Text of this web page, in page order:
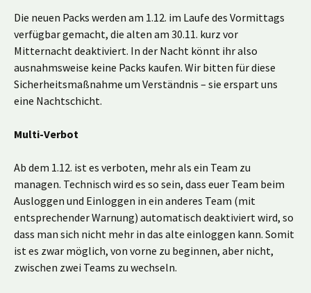
Die neuen Packs werden am 1.12. im Laufe des Vormittags
verfügbar gemacht, die alten am 30.11. kurz vor
Mitternacht deaktiviert. In der Nacht könnt ihr also
ausnahmsweise keine Packs kaufen. Wir bitten für diese
Sicherheitsmaßnahme um Verständnis – sie erspart uns
eine Nachtschicht.
Multi-Verbot
Ab dem 1.12. ist es verboten, mehr als ein Team zu
managen. Technisch wird es so sein, dass euer Team beim
Ausloggen und Einloggen in ein anderes Team (mit
entsprechender Warnung) automatisch deaktiviert wird, so
dass man sich nicht mehr in das alte einloggen kann. Somit
ist es zwar möglich, von vorne zu beginnen, aber nicht,
zwischen zwei Teams zu wechseln.